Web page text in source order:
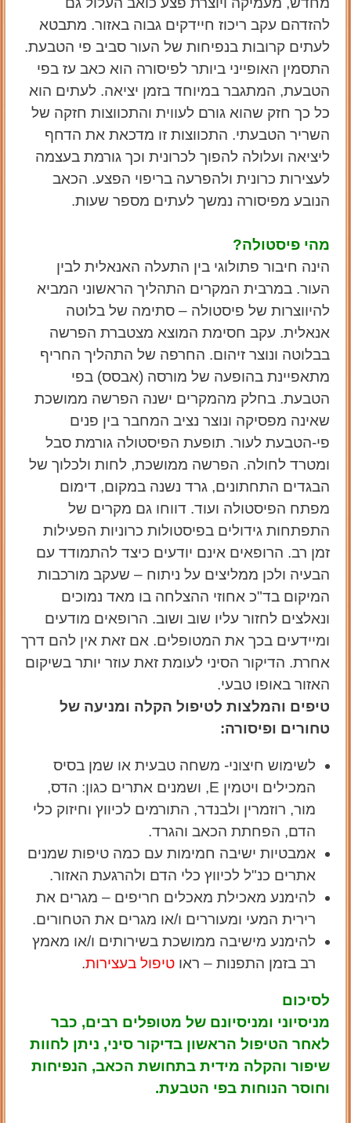
להזדהם עקב ריכוז חיידקים גבוה באזור. מתבטא
לעתים קרובות בנפיחות של העור סביב פי הטבעת.
התסמין האופייני ביותר לפיסורה הוא כאב עז בפי
הטבעת, המתגבר במיוחד בזמן יציאה. לעתים הוא
כל כך חזק שהוא גורם לעווית והתכווצות חזקה של
השריר הטבעתי. התכווצות זו מדכאת את הדחף
ליציאה ועלולה להפוך לכרונית וכך גורמת בעצמה
לעצירות כרונית ולהפרעה בריפוי הפצע. הכאב
הנובע מפיסורה נמשך לעתים מספר שעות.
מהי פיסטולה?
הינה חיבור פתולוגי בין התעלה האנאלית לבין
העור. במרבית המקרים התהליך הראשוני המביא
להיווצרות של פיסטולה – סתימה של בלוטה
אנאלית. עקב חסימת המוצא מצטברת הפרשה
בבלוטה ונוצר זיהום. החרפה של התהליך החריף
מתאפיינת בהופעה של מורסה (אבסס) בפי
הטבעת. בחלק מהמקרים ישנה הפרשה ממושכת
שאינה מפסיקה ונוצר נציב המחבר בין פנים
פי-הטבעת לעור. תופעת הפיסטולה גורמת סבל
ומטרד לחולה. הפרשה ממושכת, לחות ולכלוך של
הבגדים התחתונים, גרד נשנה במקום, דימום
מפתח הפיסטולה ועוד. דווחו גם מקרים של
התפתחות גידולים בפיסטולות כרוניות הפעילות
זמן רב. הרופאים אינם יודעים כיצד להתמודד עם
הבעיה ולכן ממליצים על ניתוח – שעקב מורכבות
המיקום בד"כ אחוזי ההצלחה בו מאד נמוכים
ונאלצים לחזור עליו שוב ושוב. הרופאים מודעים
ומיידעים בכך את המטופלים. אם זאת אין להם דרך
אחרת. הדיקור הסיני לעומת זאת עוזר יותר בשיקום
האזור באופו טבעי.
טיפים והמלצות לטיפול הקלה ומניעה של
טחורים ופיסורה:
לשימוש חיצוני- משחה טבעית או שמן בסיס
המכילים ויטמין E, ושמנים אתרים כגון: הדס,
מור, רוזמרין ולבנדר, התורמים לכיווץ וחיזוק כלי
הדם, הפחתת הכאב והגרד.
אמבטיות ישיבה חמימות עם כמה טיפות שמנים
אתרים כנ"ל לכיווץ כלי הדם ולהרגעת האזור.
להימנע מאכילת מאכלים חריפים – מגרים את
רירית המעי ומעוררים ו/או מגרים את הטחורים.
להימנע מישיבה ממושכת בשירותים ו/או מאמץ
רב בזמן התפנות – ראו טיפול בעצירות.
לסיכום
מניסיוני ומניסיונם של מטופלים רבים, כבר
לאחר הטיפול הראשון בדיקור סיני, ניתן לחוות
שיפור והקלה מידית בתחושת הכאב, הנפיחות
וחוסר הנוחות בפי הטבעת.